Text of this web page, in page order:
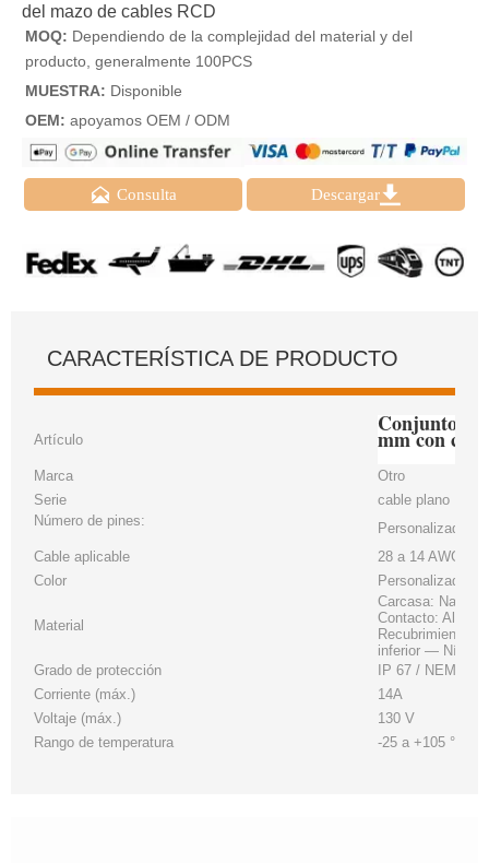
del mazo de cables RCD
MOQ: Dependiendo de la complejidad del material y del
producto, generalmente 100PCS
MUESTRA: Disponible
OEM: apoyamos OEM / ODM
 Consulta Descargar
CARACTERÍSTICA DE PRODUCTO
Artículo
Conjunto de
mm con
Marca
Otro
Serie
cable plano
Número de pines:
Personalizado
Cable aplicable
28 a 14 AWG
Color
Personalizado
Material
Carcasa: Nailon
Contacto:
Recubrimiento:
inferior — Níquel
Grado de protección
IP 67 / NEMA 6P
Corriente (máx.)
14A
Voltaje (máx.)
130 V
Rango de temperatura
-25 a +105 °C